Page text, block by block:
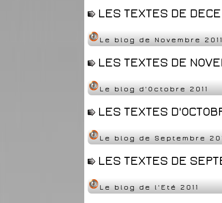
LES TEXTES DE
Le blog de Novembre
LES TEXTES DE
Le blog d'Octobre 2011
LES TEXTES
Le blog de Septembre
LES TEXTES DE
Le blog de l'Eté 2011